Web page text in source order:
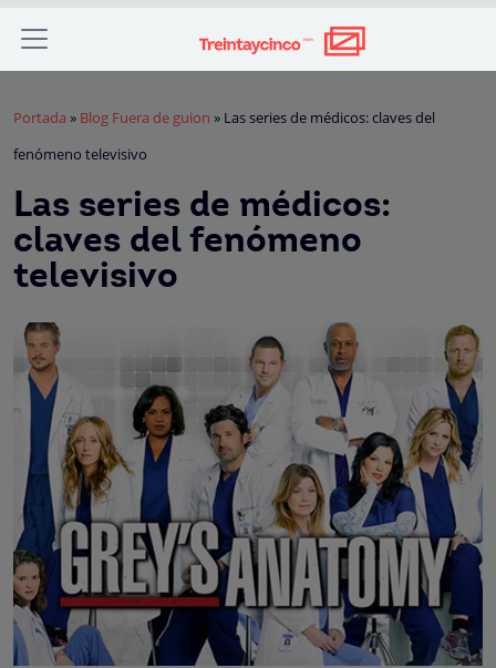
Portada » Blog Fuera de guion » Las series de médicos: claves del
fenómeno televisivo
Las series de médicos:
claves del fenómeno
televisivo